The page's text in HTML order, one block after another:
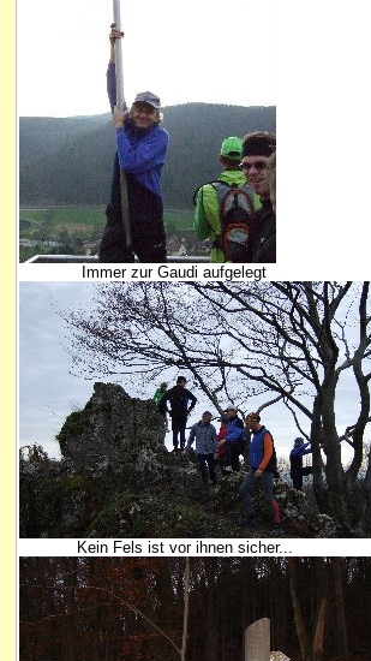
Immer zur Gaudi aufgelegt
Kein Fels ist vor ihnen sicher...